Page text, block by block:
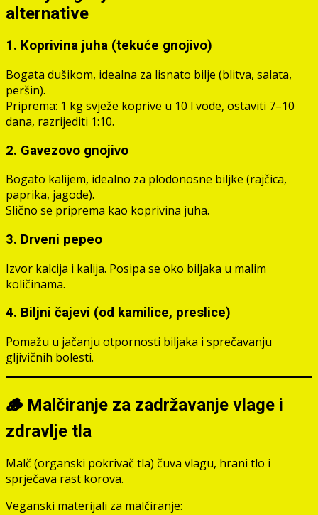
alternative
1. Koprivina juha (tekuće gnojivo)
Bogata dušikom, idealna za lisnato bilje (blitva, salata,
peršin).
Priprema: 1 kg svježe koprive u 10 l vode, ostaviti 7–10
dana, razrijediti 1:10.
2. Gavezovo gnojivo
Bogato kalijem, idealno za plodonosne biljke (rajčica,
paprika, jagode).
Slično se priprema kao koprivina juha.
3. Drveni pepeo
Izvor kalcija i kalija. Posipa se oko biljaka u malim
količinama.
4. Biljni čajevi (od kamilice, preslice)
Pomažu u jačanju otpornosti biljaka i sprečavanju
gljivičnih bolesti.
🪵 Malčiranje za zadržavanje vlage i
zdravlje tla
Malč (organski pokrivač tla) čuva vlagu, hrani tlo i
sprječava rast korova.
Veganski materijali za malčiranje: